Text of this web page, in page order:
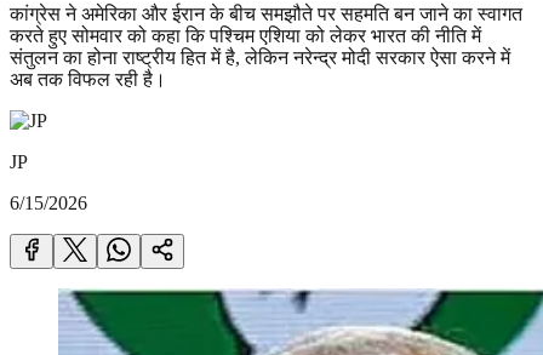
कांग्रेस ने अमेरिका और ईरान के बीच समझौते पर सहमति बन जाने का स्वागत
करते हुए सोमवार को कहा कि पश्चिम एशिया को लेकर भारत की नीति में
संतुलन का होना राष्ट्रीय हित में है, लेकिन नरेन्द्र मोदी सरकार ऐसा करने में
अब तक विफल रही है।
JP
6/15/2026